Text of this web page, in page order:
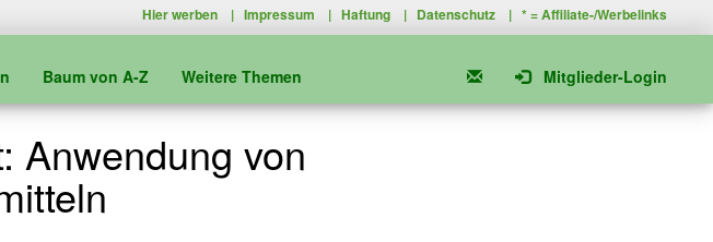
Hier werben |Impressum |Haftung | Datenschutz | * =Affiliate-/Werbelinks
Baum von A-Z Weitere Themen Mitglieder-Login
Anwendung von